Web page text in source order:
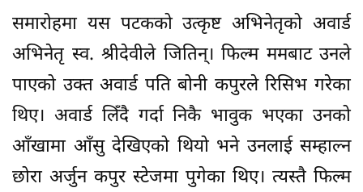
समारोहमा यस पटकको उत्कृष्ट अभिनेतृको अवार्ड
अभिनेतृ स्व. श्रीदेवीले जितिन्। फिल्म ममबाट उनले
पाएको उक्त अवार्ड पति बोनी कपुरले रिसिभ गरेका
थिए। अवार्ड लिँदै गर्दा निकै भावुक भएका उनको
आँखामा आँसु देखिएको थियो भने उनलाई सम्हाल्न
छोरा अर्जुन कपुर स्टेजमा पुगेका थिए। त्यस्तै फिल्म